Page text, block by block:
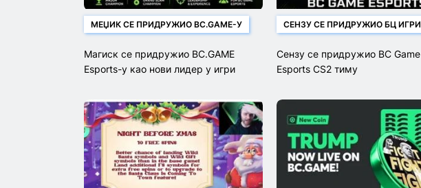
МЕЏИК СЕ ПРИДРУЖИО BC.GAME-У
Магиск се придружио BC.GAME
Esports-у као нови лидер у игри
СЕНЗУ СЕ ПРИДРУЖИО БЦ ИГРИ
Сензу се придружио BC Game
Esports CS2 тиму